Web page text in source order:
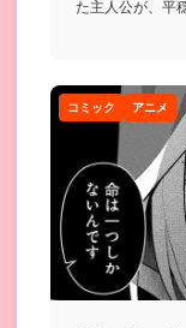
た主人公が、平
コミック アニメ